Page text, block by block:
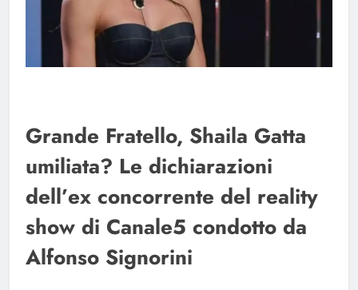
Grande Fratello, Shaila Gatta
umiliata? Le dichiarazioni
dell’ex concorrente del reality
show di Canale5 condotto da
Alfonso Signorini